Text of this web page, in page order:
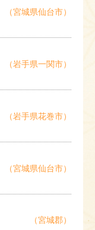
（宮城県仙台市）
（岩手県一関市）
（岩手県花巻市）
（宮城県仙台市）
（宮城郡）